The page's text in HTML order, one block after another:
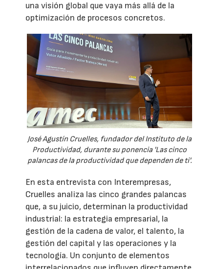
una visión global que vaya más allá de la
optimización de procesos concretos.
José Agustín Cruelles, fundador del Instituto de la
Productividad, durante su ponencia 'Las cinco
palancas de la productividad que dependen de ti'.
En esta entrevista con Interempresas,
Cruelles analiza las cinco grandes palancas
que, a su juicio, determinan la productividad
industrial: la estrategia empresarial, la
gestión de la cadena de valor, el talento, la
gestión del capital y las operaciones y la
tecnología. Un conjunto de elementos